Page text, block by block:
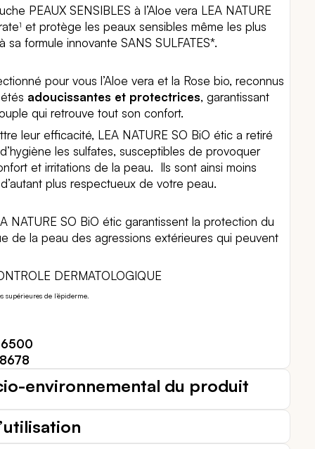
PEAUX SENSIBLES à l’Aloe vera LEA NATURE
1 et protège les peaux sensibles même les plus
sa formule innovante SANS SULFATES*.
pour vous l’Aloe vera et la Rose bio, reconnus
adoucissantes et protectrices, garantissant
qui retrouve tout son confort.
leur efficacité, LEA NATURE SO BiO étic a retiré
les sulfates, susceptibles de provoquer
et irritations de la peau. Ils sont ainsi moins
plus respectueux de votre peau.
NATURE SO BiO étic garantissent la protection du
de la peau des agressions extérieures qui peuvent
DERMATOLOGIQUE
supérieures de l’épiderme.
environnemental du produit